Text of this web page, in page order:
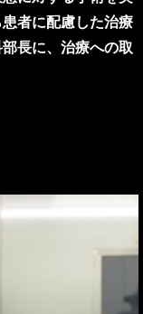
者に配慮した治療
長に、治療への取